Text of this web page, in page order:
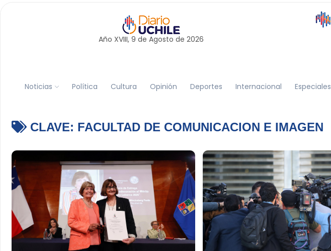
Año XVIII, 9 de Agosto de 2026
Noticias Política Cultura Opinión Deportes Internacional Especiales
CLAVE: FACULTAD DE COMUNICACION E IMAGEN